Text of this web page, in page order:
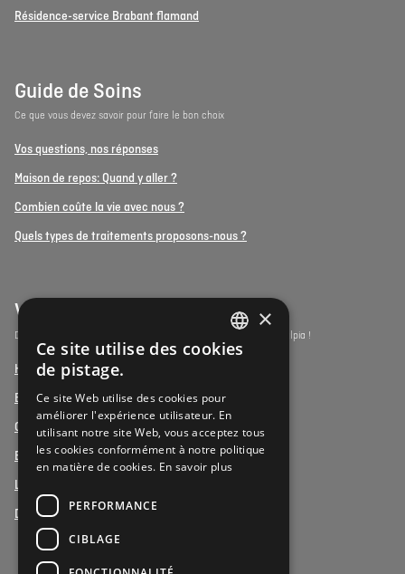
Résidence-service Brabant flamand
Guide de Soins
Ce que vous devez savoir pour faire le bon choix
Vos questions, nos réponses
Maison de repos: Quand y aller ?
Combien coûte la vie avec nous ?
Quels types de traitements proposons-nous ?
Vulpia Premium Living
Découvrez les résidences-services du segment premium de Vulpia !
Henri Jaspar, Kraainem
Beukenhof aan Zee, Oostduinkerke
Oud Gemeentehuis, Werchter
Elysia Park, Antwerpen
La Vigie, Koxyde
Duinenzee, La Panne
DUTCH
×
Ce site utilise des cookies
de pistage.
Ce site Web utilise des cookies pour
améliorer l'expérience utilisateur. En
utilisant notre site Web, vous acceptez tous
les cookies conformément à notre politique
en matière de cookies. En savoir plus
PERFORMANCE
CIBLAGE